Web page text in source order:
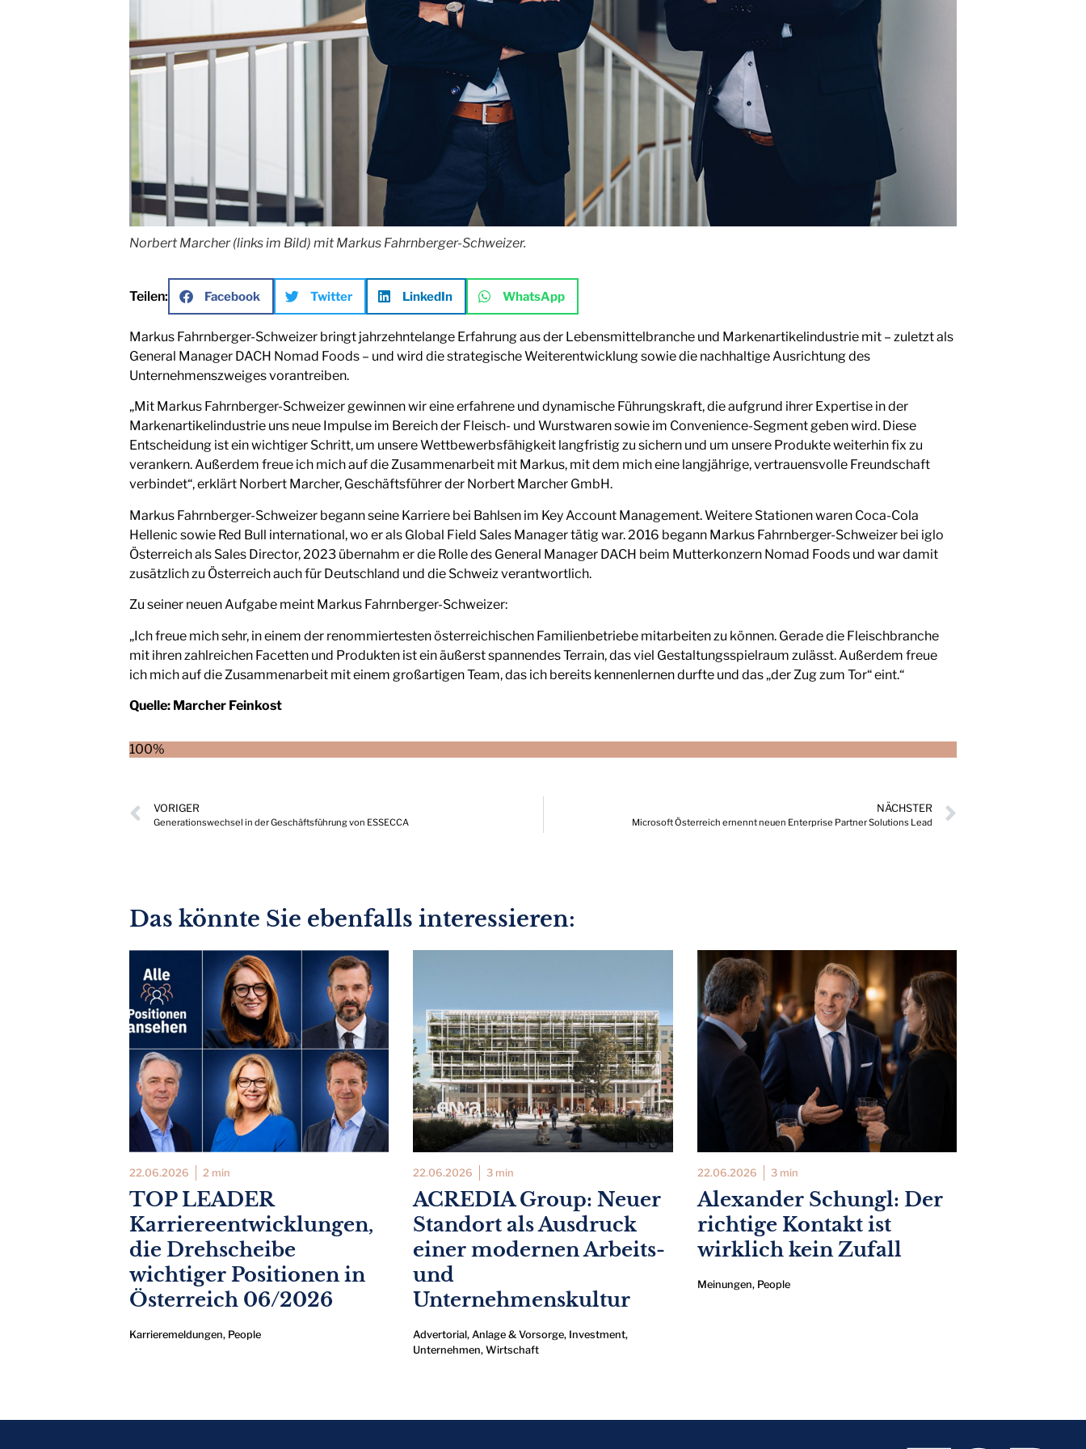
Norbert Marcher (links im Bild) mit Markus Fahrnberger-Schweizer.
Teilen: Facebook Twitter LinkedIn WhatsApp
Markus Fahrnberger-Schweizer bringt jahrzehntelange Erfahrung aus der Lebensmittelbranche und Markenartikelindustrie mit – zuletzt als
General Manager DACH Nomad Foods – und wird die strategische Weiterentwicklung sowie die nachhaltige Ausrichtung des
Unternehmenszweiges vorantreiben.
„Mit Markus Fahrnberger-Schweizer gewinnen wir eine erfahrene und dynamische Führungskraft, die aufgrund ihrer Expertise in der
Markenartikelindustrie uns neue Impulse im Bereich der Fleisch- und Wurstwaren sowie im Convenience-Segment geben wird. Diese
Entscheidung ist ein wichtiger Schritt, um unsere Wettbewerbsfähigkeit langfristig zu sichern und um unsere Produkte weiterhin fix zu
verankern. Außerdem freue ich mich auf die Zusammenarbeit mit Markus, mit dem mich eine langjährige, vertrauensvolle Freundschaft
verbindet“, erklärt Norbert Marcher, Geschäftsführer der Norbert Marcher GmbH.
Markus Fahrnberger-Schweizer begann seine Karriere bei Bahlsen im Key Account Management. Weitere Stationen waren Coca-Cola
Hellenic sowie Red Bull international, wo er als Global Field Sales Manager tätig war. 2016 begann Markus Fahrnberger-Schweizer bei iglo
Österreich als Sales Director, 2023 übernahm er die Rolle des General Manager DACH beim Mutterkonzern Nomad Foods und war damit
zusätzlich zu Österreich auch für Deutschland und die Schweiz verantwortlich.
Zu seiner neuen Aufgabe meint Markus Fahrnberger-Schweizer:
„Ich freue mich sehr, in einem der renommiertesten österreichischen Familienbetriebe mitarbeiten zu können. Gerade die Fleischbranche
mit ihren zahlreichen Facetten und Produkten ist ein äußerst spannendes Terrain, das viel Gestaltungsspielraum zulässt. Außerdem freue
ich mich auf die Zusammenarbeit mit einem großartigen Team, das ich bereits kennenlernen durfte und das „der Zug zum Tor“ eint.“
Quelle: Marcher Feinkost
100%
VORIGER
Generationswechsel in der Geschäftsführung von ESSECCA
NÄCHSTER
Microsoft Österreich ernennt neuen Enterprise Partner Solutions Lead
Das könnte Sie ebenfalls interessieren:
22.06.2026 2 min
TOP LEADER
Karriereentwicklungen,
die Drehscheibe
wichtiger Positionen in
Österreich 06/2026
Karrieremeldungen, People
22.06.2026 3 min
ACREDIA Group: Neuer
Standort als Ausdruck
einer modernen Arbeits-
und
Unternehmenskultur
Advertorial,Anlage & Vorsorge, Investment,
Unternehmen,Wirtschaft
22.06.2026 3 min
Alexander Schungl: Der
richtige Kontakt ist
wirklich kein Zufall
Meinungen, People